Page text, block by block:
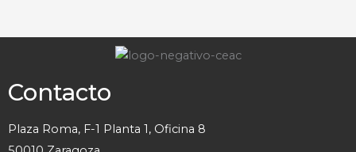
Contacto
Plaza Roma, F-1 Planta 1, Oficina 8